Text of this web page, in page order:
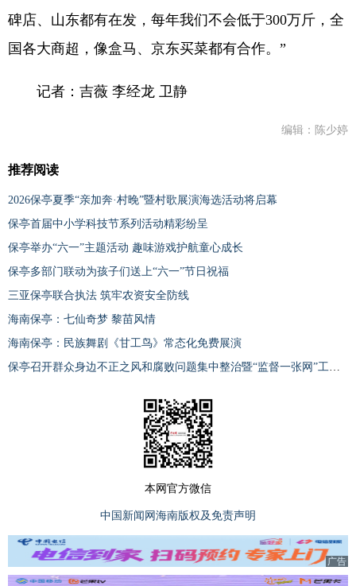
碑店、山东都有在发，每年我们不会低于300万斤，全
国各大商超，像盒马、京东买菜都有合作。”
记者：吉薇 李经龙 卫静
编辑：陈少婷
推荐阅读
2026保亭夏季“亲加奔·村晚”暨村歌展演海选活动将启幕
保亭首届中小学科技节系列活动精彩纷呈
保亭举办“六一”主题活动 趣味游戏护航童心成长
保亭多部门联动为孩子们送上“六一”节日祝福
三亚保亭联合执法 筑牢农资安全防线
海南保亭：七仙奇梦 黎苗风情
海南保亭：民族舞剧《甘工鸟》常态化免费展演
本网官方微信
中国新闻网海南版权及免责声明
广告